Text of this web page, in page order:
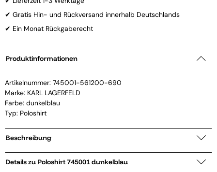
✔ Gratis Hin- und Rückversand innerhalb Deutschlands
✔ Ein Monat Rückgaberecht
Produktinformationen
Artikelnummer: 745001-561200-690
Marke: KARL LAGERFELD
Farbe: dunkelblau
Typ: Poloshirt
Beschreibung
Details zu Poloshirt 745001 dunkelblau